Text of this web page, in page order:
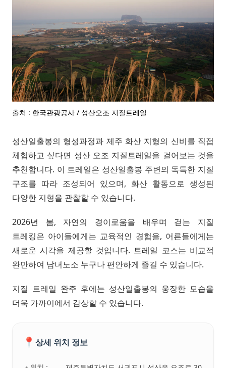
출처 : 한국관광공사 / 성산오조 지질트레일
성산일출봉의 형성과정과 제주 화산 지형의 신비를 직접
체험하고 싶다면 성산 오조 지질트레일을 걸어보는 것을
추천합니다. 이 트레일은 성산일출봉 주변의 독특한 지질
구조를 따라 조성되어 있으며, 화산 활동으로 생성된
다양한 지형을 관찰할 수 있습니다.
2026년 봄, 자연의 경이로움을 배우며 걷는 지질
트레킹은 아이들에게는 교육적인 경험을, 어른들에게는
새로운 시각을 제공할 것입니다. 트레일 코스는 비교적
완만하여 남녀노소 누구나 편안하게 즐길 수 있습니다.
지질 트레일 완주 후에는 성산일출봉의 웅장한 모습을
더욱 가까이에서 감상할 수 있습니다.
📍 상세 위치 정보